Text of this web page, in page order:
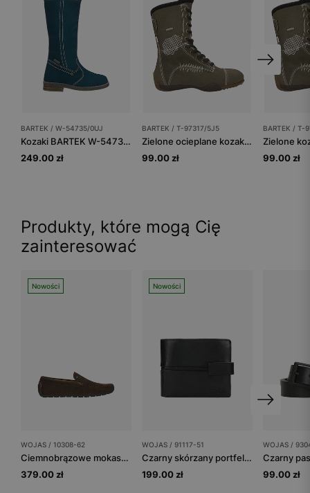
BARTEK / W-54735/0UJ
Kozaki BARTEK W-54735/0UJ w morskim odcieniu z kożuchem
249.00 zł
BARTEK / T-97317/5J5
Zielone ocieplane kozaki BARTEK na brązowej podeszwie T-97317/5J5
99.00 zł
BARTEK / T-
99.00 zł
Produkty, które mogą Cię
zainteresować
Nowości
WOJAS / 10308-62
Ciemnobrązowe mokasyny męskie z dwoiny
379.00 zł
Nowości
WOJAS / 91117-51
Czarny skórzany portfel męski z zapięciem na zatrzask
199.00 zł
WOJAS /
99.00 zł